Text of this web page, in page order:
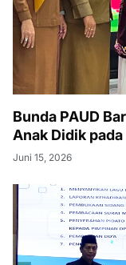
Bunda PAUD
Anak Didik
Juni 15, 2026